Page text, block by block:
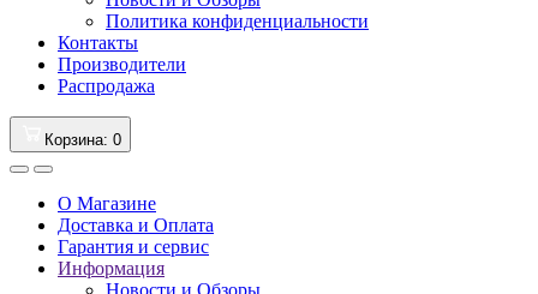
Политика конфиденциальности
Контакты
Производители
Распродажа
Корзина: 0
О Магазине
Доставка и Оплата
Гарантия и сервис
Информация
Новости и Обзоры